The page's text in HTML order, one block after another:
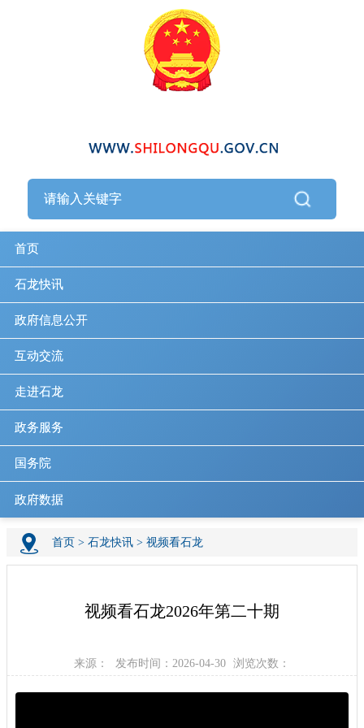
首页
石龙快讯
政府信息公开
互动交流
走进石龙
政务服务
国务院
政府数据
首页 > 石龙快讯 > 视频看石龙
视频看石龙2026年第二十期
来源： 发布时间：2026-04-30 浏览次数：